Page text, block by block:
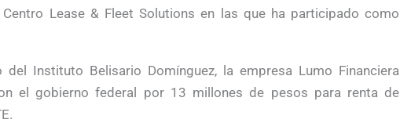
Centro Lease & Fleet Solutions en las que ha participado como
del Instituto Belisario Domínguez, la empresa Lumo Financiera
el gobierno federal por 13 millones de pesos para renta de